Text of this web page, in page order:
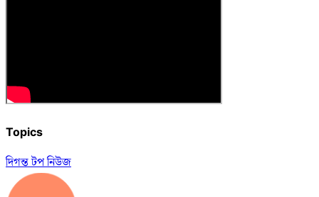
Topics
দিগন্ত টপ নিউজ